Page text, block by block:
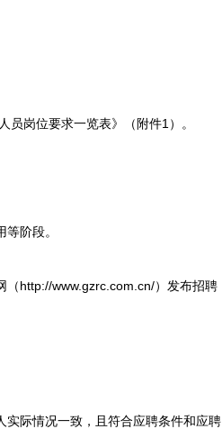
岗位要求一览表》（附件1）。
阶段。
http://www.gzrc.com.cn/）发布招聘
际情况一致，且符合应聘条件和应聘